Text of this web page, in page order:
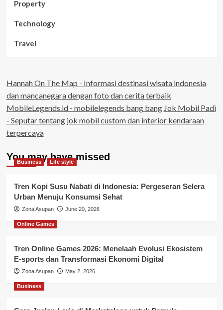
Property
Technology
Travel
Hannah On The Map - Informasi destinasi wisata indonesia
dan mancanegara dengan foto dan cerita terbaik
MobileLegends.id - mobilelegends bang bang Jok Mobil Padi
- Seputar tentang jok mobil custom dan interior kendaraan
terpercaya
You may have missed
Business Life style
Tren Kopi Susu Nabati di Indonesia: Pergeseran Selera
Urban Menuju Konsumsi Sehat
Zona Asupan June 20, 2026
Online Games
Tren Online Games 2026: Menelaah Evolusi Ekosistem
E-sports dan Transformasi Ekonomi Digital
Zona Asupan May 2, 2026
Business